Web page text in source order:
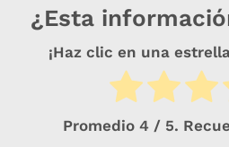
¿Esta
¡Haz clic en una
Promedio 4 / 5.